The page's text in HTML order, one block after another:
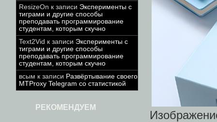
ResizeOn к записи Эксперименты с
тиграми и другие способы
преподавать программирование
студентам, которым скучно
Text2Vid к записи Эксперименты с
тиграми и другие способы
преподавать программирование
студентам, которым скучно
всым к записи Развёртывание своего
MTProxy Telegram со статистикой
РЕКОМЕНДУЕМ